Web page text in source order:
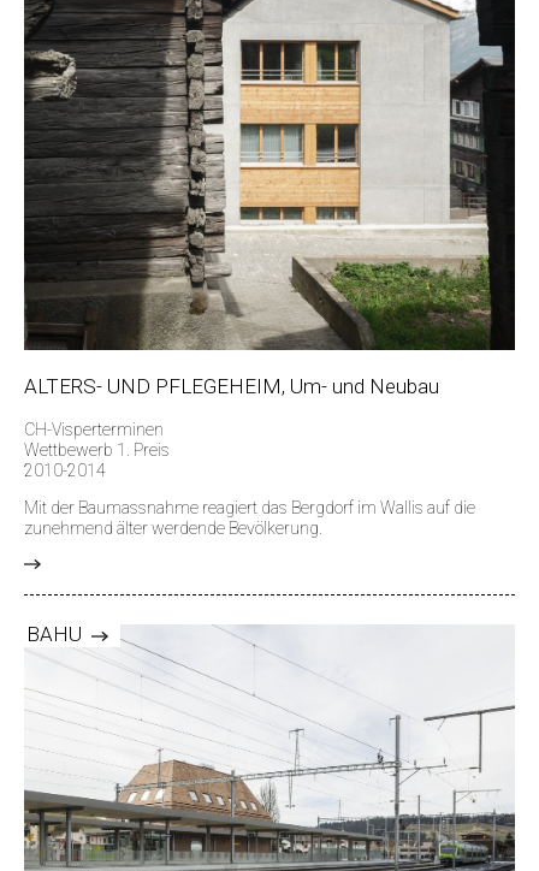
ALTERS- UND PFLEGEHEIM, Um- und Neubau
CH-Visperterminen
Wettbewerb 1. Preis
2010-2014
Mit der Baumassnahme reagiert das Bergdorf im Wallis auf die
zunehmend älter werdende Bevölkerung.
BAHU